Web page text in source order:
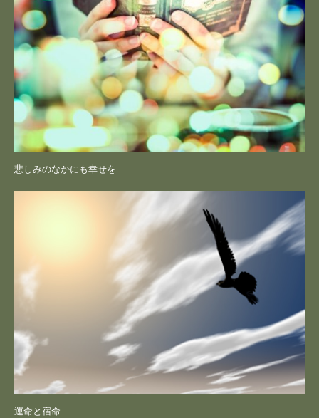
悲しみのなかにも幸せを
運命と宿命